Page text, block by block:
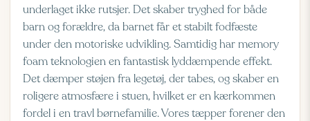
underlaget ikke rutsjer. Det skaber tryghed for både
barn og forældre, da barnet får et stabilt fodfæste
under den motoriske udvikling. Samtidig har memory
foam teknologien en fantastisk lyddæmpende effekt.
Det dæmper støjen fra legetøj, der tabes, og skaber en
roligere atmosfære i stuen, hvilket er en kærkommen
fordel i en travl børnefamilie. Vores tæpper forener den